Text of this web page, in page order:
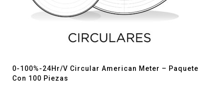
0-100%-24Hr/V Circular American Meter – Paquete
Con 100 Piezas